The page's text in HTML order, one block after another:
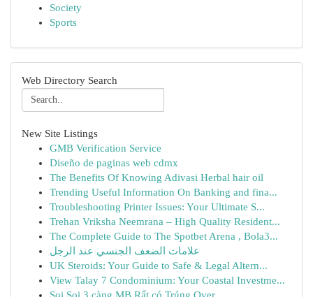
Society
Sports
Web Directory Search
New Site Listings
GMB Verification Service
Diseño de paginas web cdmx
The Benefits Of Knowing Adivasi Herbal hair oil
Trending Useful Information On Banking and fina...
Troubleshooting Printer Issues: Your Ultimate S...
Trehan Vriksha Neemrana – High Quality Resident...
The Complete Guide to The Spotbet Arena , Bola3...
علامات الضعف الجنسي عند الرجل
UK Steroids: Your Guide to Safe & Legal Altern...
View Talay 7 Condominium: Your Coastal Investme...